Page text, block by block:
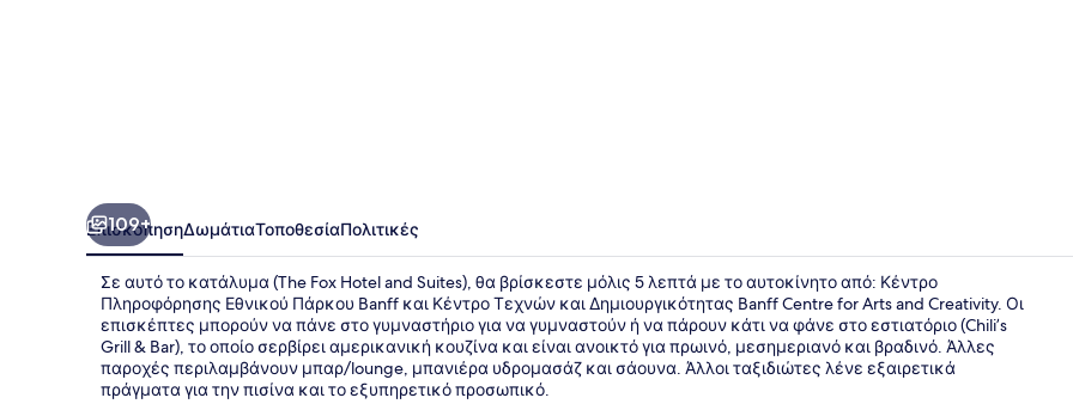
Πρόσοψη
109+
ΕπισκόπησηΔωμάτιαΤοποθεσίαΠολιτικές
Σε αυτό το κατάλυμα (The Fox Hotel and Suites), θα βρίσκεστε μόλις 5 λεπτά με το αυτοκίνητο από: Κέντρο
Πληροφόρησης Εθνικού Πάρκου Banff και Κέντρο Τεχνών και Δημιουργικότητας Banff Centre for Arts and Creativity. Οι
επισκέπτες μπορούν να πάνε στο γυμναστήριο για να γυμναστούν ή να πάρουν κάτι να φάνε στο εστιατόριο (Chili’s
Grill & Bar), το οποίο σερβίρει αμερικανική κουζίνα και είναι ανοικτό για πρωινό, μεσημεριανό και βραδινό. Άλλες
παροχές περιλαμβάνουν μπαρ/lounge, μπανιέρα υδρομασάζ και σάουνα. Άλλοι ταξιδιώτες λένε εξαιρετικά
πράγματα για την πισίνα και το εξυπηρετικό προσωπικό.